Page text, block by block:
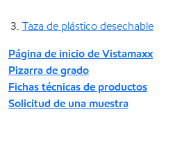
Taza de plástico desechable
Página de inicio de Vistamaxx
Pizarra de grado
Fichas técnicas de productos
Solicitud de una muestra